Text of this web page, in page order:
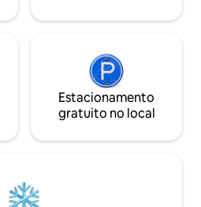
Estacionamento
gratuito no local